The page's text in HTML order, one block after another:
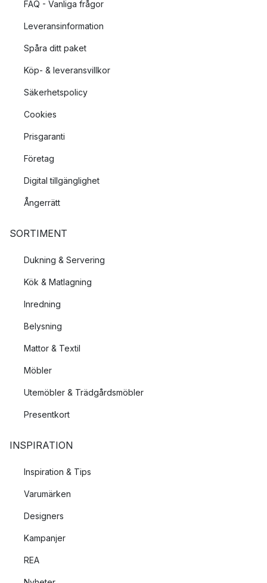
FAQ - Vanliga frågor
Leveransinformation
Spåra ditt paket
Köp- & leveransvillkor
Säkerhetspolicy
Cookies
Prisgaranti
Företag
Digital tillgänglighet
Ångerrätt
SORTIMENT
Dukning & Servering
Kök & Matlagning
Inredning
Belysning
Mattor & Textil
Möbler
Utemöbler & Trädgårdsmöbler
Presentkort
INSPIRATION
Inspiration & Tips
Varumärken
Designers
Kampanjer
REA